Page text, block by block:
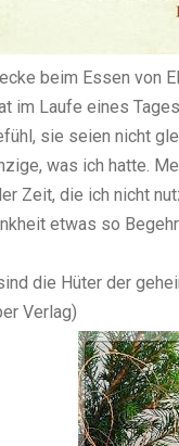
beim Essen von
im Laufe eines
sie seien nicht
was ich hatte.
Zeit, die ich nicht
etwas so
die Hüter der
Verlag)